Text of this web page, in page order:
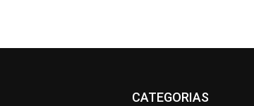
CATEGORIAS